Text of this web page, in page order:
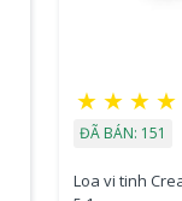
★ ★ ★ ★
ĐÃ BÁN: 151
Loa vi tinh